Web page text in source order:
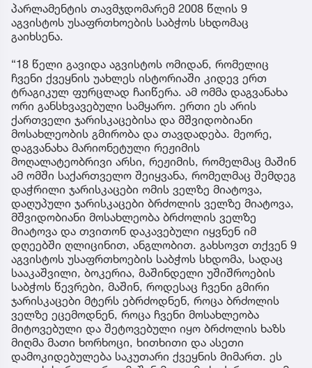
პარლამენტის თავმჯდომარემ 2008 წლის 9
აგვისტოს უსაფრთხოების საბჭოს სხდომაც
გაიხსენა.
“18 წელი გავიდა აგვისტოს ომიდან, რომელიც
ჩვენი ქვეყნის უახლეს ისტორიაში კიდევ ერთ
ტრაგიკულ ფურცლად ჩაიწერა. ამ ომმა დაგვანახა
ორი განსხვავებული სამყარო. ერთი ეს არის
ქართველი ჯარისკაცებისა და მშვიდობიანი
მოსახლეობის გმირობა და თავდადება. მეორე,
დაგვანახა მარიონეტული რეჟიმის
მოღალატეობრივი არსი, რეჟიმის, რომელმაც მაშინ
ამ ომში საქართველო შეიყვანა, რომელმაც შემდეგ
დაჭრილი ჯარისკაცები ომის ველზე მიატოვა,
დაღუპული ჯარისკაცები ბრძოლის ველზე მიატოვა,
მშვიდობიანი მოსახლეობა ბრძოლის ველზე
მიატოვა და თვითონ დაკავებული იყვნენ იმ
დღეებში ღლიცინით, ანგლობით. გახსოვთ თქვენ 9
აგვისტოს უსაფრთხოების საბჭოს სხდომა, სადაც
სააკაშვილი, ბოკერია, მაშინდელი უშიშროების
საბჭოს წევრები, მაშინ, როდესაც ჩვენი გმირი
ჯარისკაცები მტერს ებრძოდნენ, როცა ბრძოლის
ველზე ეცემოდნენ, როცა ჩვენი მოსახლეობა
მიტოვებული და შეტოვებული იყო ბრძოლის ხაზს
მიღმა მათი ხორხოცი, ხითხითი და ასეთი
დამოკიდებულება საკუთარი ქვეყნის მიმართ. ეს